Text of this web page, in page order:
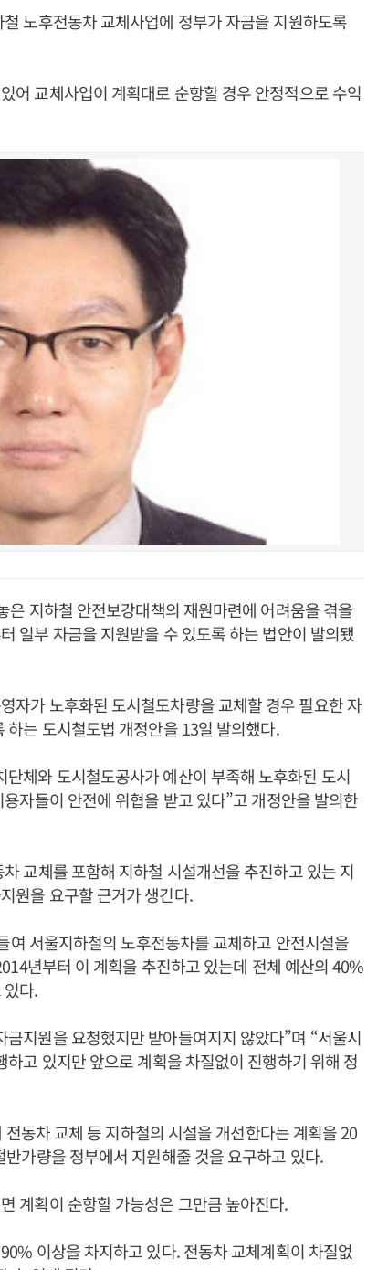
노후전동차 교체사업에 정부가 자금을 지원하도록
어 교체사업이 계획대로 순항할 경우 안정적으로 수익
은 지하철 안전보강대책의 재원마련에 어려움을 겪을
일부 자금을 지원받을 수 있도록 하는 법안이 발의됐
자가 노후화된 도시철도차량을 교체할 경우 필요한 자
는 도시철도법 개정안을 13일 발의했다.
체와 도시철도공사가 예산이 부족해 노후화된 도시
자들이 안전에 위협을 받고 있다”고 개정안을 발의한
교체를 포함해 지하철 시설개선을 추진하고 있는 지
원을 요구할 근거가 생긴다.
여 서울지하철의 노후전동차를 교체하고 안전시설을
년부터 이 계획을 추진하고 있는데 전체 예산의 40%
다.
지원을 요청했지만 받아들여지지 않았다”며 “서울시
고 있지만 앞으로 계획을 차질없이 진행하기 위해 정
동차 교체 등 지하철의 시설을 개선한다는 계획을 20
가량을 정부에서 지원해줄 것을 요구하고 있다.
계획이 순항할 가능성은 그만큼 높아진다.
이상을 차지하고 있다. 전동차 교체계획이 차질없